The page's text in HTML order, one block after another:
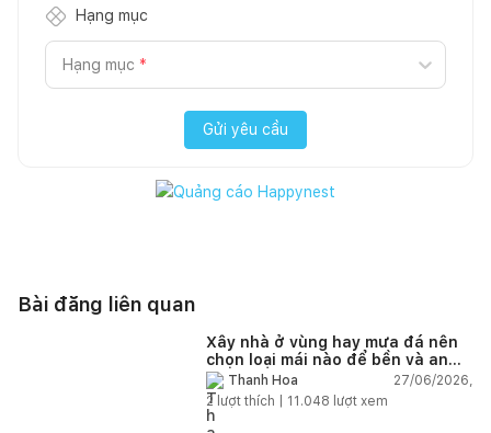
Hạng mục
Hạng mục *
Gửi yêu cầu
Bài đăng liên quan
Xây nhà ở vùng hay mưa đá nên
chọn loại mái nào để bền và an
toàn?Thanh Hoa
27/06/2026,
2 lượt thích | 11.048 lượt xem